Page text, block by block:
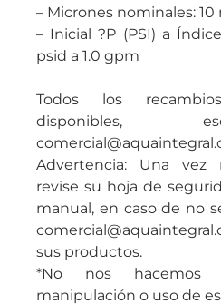
– Micrones nominales: 10
– Inicial ?P (PSI) a
psid a 1.0 gpm
Todos los
disponibles,
Advertencia: Una
revise su hoja de
manual, en caso de no
sus productos.
*No nos hacemos
manipulación o uso de